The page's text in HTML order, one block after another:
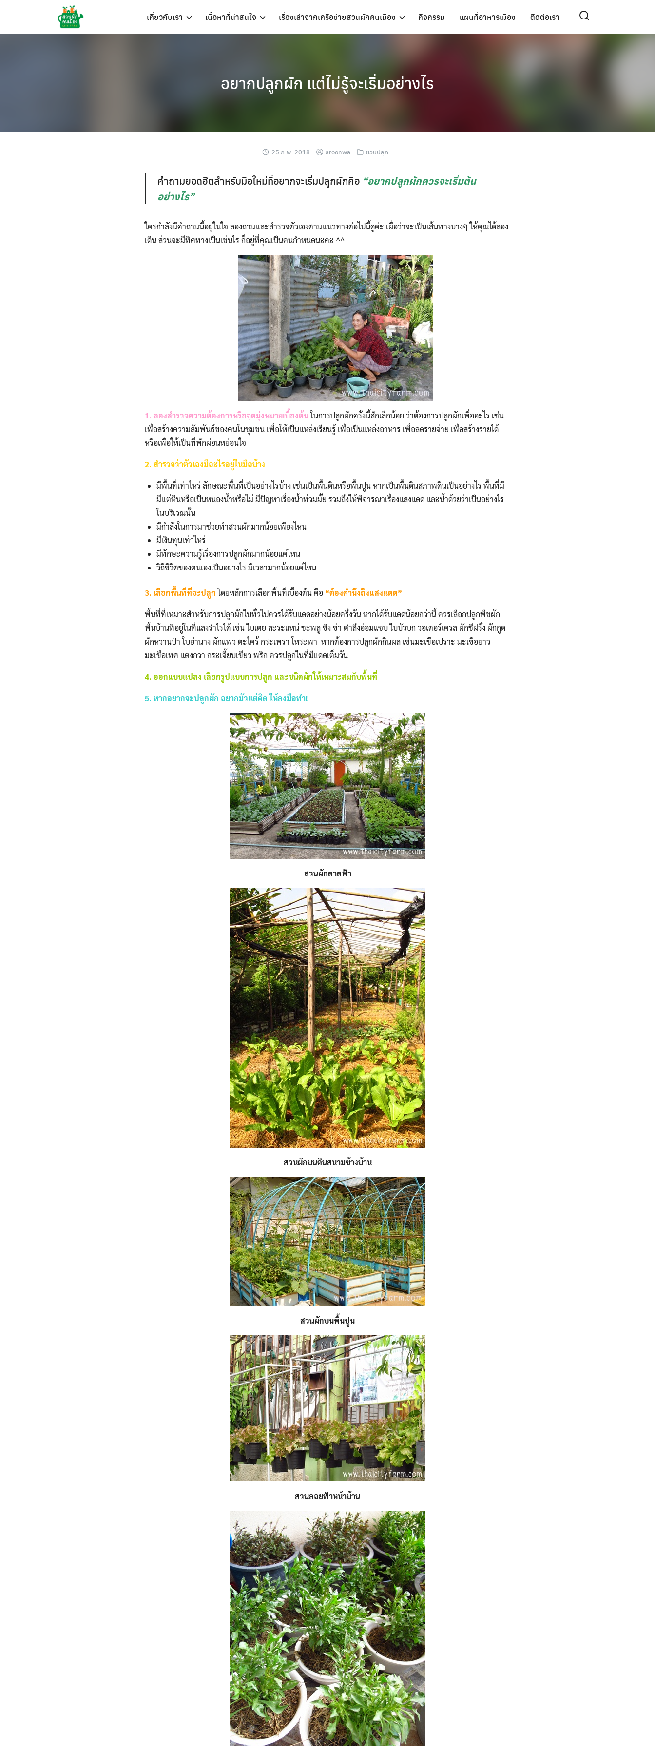
เกี่ยวกับเรา เนื้อหาที่น่าสนใจ เรื่องเล่าจากเครือข่ายสวนผักคนเมือง กิจกรรม แผนที่อาหารเมือง ติดต่อเรา
Search
for: Search
อยากปลูกผัก แต่ไม่รู้จะเริ่มอย่างไร
25 ก.พ. 2018 aroonwa ชวนปลูก
คำถามยอดฮิตสำหรับมือใหม่ที่อยากจะเริ่มปลูกผักคือ “อยากปลูกผักควรจะเริ่มต้น
อย่างไร”
ใครกำลังมีคำถามนี้อยู่ในใจ ลองถามเเละสำรวจตัวเองตามเเนวทางต่อไปนี้ดูค่ะ เผื่อว่าจะเป็นเส้นทางบางๆ ให้คุณได้ลอง
เดิน ส่วนจะมีทิศทางเป็นเช่นไร ก็อยู่ที่คุณเป็นคนกำหนดนะคะ ^^
1. ลองสำรวจความต้องการหรือจุดมุ่งหมายเบื้องต้นในการปลูกผักครั้งนี้สักเล็กน้อย ว่าต้องการปลูกผักเพื่ออะไร เช่น
เพื่อสร้างความสัมพันธ์ของคนในชุมชน เพื่อให้เป็นแหล่งเรียนรู้ เพื่อเป็นแหล่งอาหาร เพื่อลดรายจ่าย เพื่อสร้างรายได้
หรือเพื่อให้เป็นที่พักผ่อนหย่อนใจ
2. สำรวจว่าตัวเองมีอะไรอยู่ในมือบ้าง
มีพื้นที่เท่าไหร่ ลักษณะพื้นที่เป็นอย่างไรบ้าง เช่นเป็นพื้นดินหรือพื้นปูน หากเป็นพื้นดินสภาพดินเป็นอย่างไร พื้นที่มี
มีเเต่หินหรือเป็นหนองน้ำหรือไม่ มีปัญหาเรื่องน้ำท่วมมั้ย รวมถึงให้พิจารณาเรื่องแสงแดด และน้ำด้วยว่าเป็นอย่างไร
ในบริเวณนั้น
มีกำลังในการมาช่วยทำสวนผักมากน้อยเพียงไหน
มีเงินทุนเท่าไหร่
มีทักษะความรู้เรื่องการปลูกผักมากน้อยแค่ไหน
วิถีชีวิตของตนเองเป็นอย่างไร มีเวลามากน้อยแค่ไหน
3. เลือกพื้นที่ที่จะปลูก โดยหลักการเลือกพื้นที่เบื้องต้น คือ “ต้องคำนึงถึงแสงแดด”
พื้นที่ที่เหมาะสำหรับการปลูกผักใบทั่วไปควรได้รับแดดอย่างน้อยครึ่งวัน หากได้รับแดดน้อยกว่านี้ ควรเลือกปลูกพืชผัก
พื้นบ้านที่อยู่ในที่แสงรำไรได้ เช่น ใบเตย สะระแหน่ ชะพลู ขิง ข่า ตำลึงอ่อมแซบ ใบบัวบก วอเตอร์เครส ผักชีฝรั่ง ผักกูด
ผักหวานป่า ใบย่านาง ผักแพว ตะไคร้ กระเพรา โหระพา หากต้องการปลูกผักกินผล เช่นมะเขือเปราะ มะเขือยาว
มะเขือเทศ แตงกวา กระเจี๊ยบเขียว พริก ควรปลูกในที่มีแดดเต็มวัน
4. ออกแบบแปลง เลือกรูปแบบการปลูก และชนิดผักให้เหมาะสมกับพื้นที่
5. หากอยากจะปลูกผัก อยากมัวแต่คิด ให้ลงมือทำ!
สวนผักดาดฟ้า
สวนผักบนดินสนามข้างบ้าน
สวนผักบนพื้นปูน
สวนลอยฟ้าหน้าบ้าน